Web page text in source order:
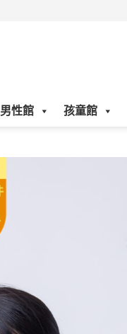
男性館 孩童館